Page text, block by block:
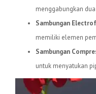
menggabungkan
Sambungan
memiliki elemen
Sambungan
untuk menyatukan